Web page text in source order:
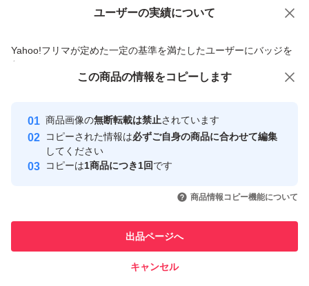
ユーザーの実績について
Yahoo!フリマが定めた一定の基準を満たしたユーザーにバッジを
付与しています
安心取引出品者
心・安全なユーザーです
取引実績
引を完了させた実績があります
での取引実績があります
価格の相談 商品への質問
この商品の情報をコピーします
商品画像の無断転載は禁止されています
コピーされた情報は必ずご自身の商品に合わせて編集
してください
コピーは1商品につき1回です
商品情報コピー機能について
出品ページへ
キャンセル
この商品をみている人にオススメ